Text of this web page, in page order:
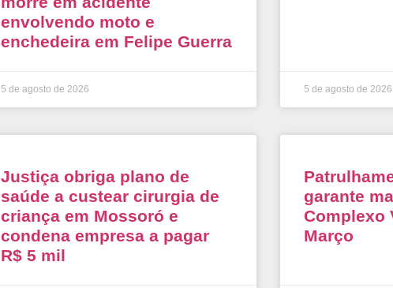
envolvendo moto e
enchedeira em Felipe Guerra
5 de agosto de 2026 5 de agosto de 2026
Justiça obriga plano de
saúde a custear cirurgia de
criança em Mossoró e
condena empresa a pagar
R$ 5 mil
garante
Complexo
Março